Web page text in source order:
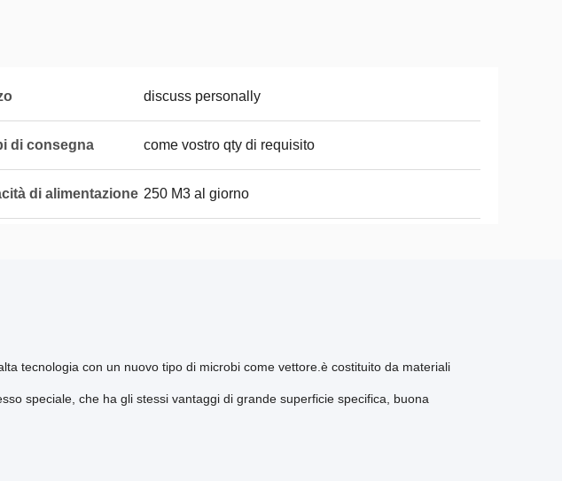
discuss personally
di consegna come vostro qty di requisito
di alimentazione 250 M3 al giorno
tecnologia con un nuovo tipo di microbi come vettore.è costituito da materiali
speciale, che ha gli stessi vantaggi di grande superficie specifica, buona